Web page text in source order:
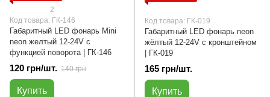
2
Код товара: ГК-146
Габаритный LED фонарь Mini
neon желтый 12-24V с
функцией поворота | ГК-146
120 грн/шт. 140 грн
Купить
Код товара: ГК-019
Габаритный LED фонарь neon
жёлтый 12-24V с кронштейном
| ГК-019
165 грн/шт.
Купить